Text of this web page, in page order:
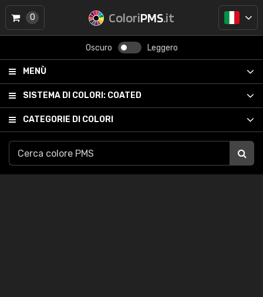
ColoriPMS.it
Oscuro Leggero
MENÙ
SISTEMA DI COLORI: COATED
CATEGORIE DI COLORI
0